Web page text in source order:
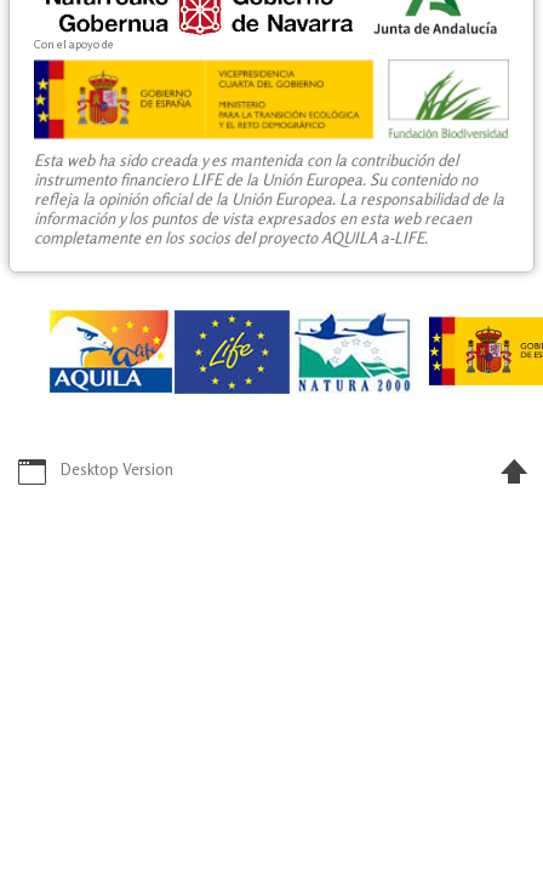
Con el apoyo de
Esta web ha sido creada y es mantenida con la contribución del
instrumento financiero LIFE de la Unión Europea. Su contenido no
refleja la opinión oficial de la Unión Europea. La responsabilidad de la
información y los puntos de vista expresados en esta web recaen
completamente en los socios del proyecto AQUILA a-LIFE.
Desktop Version